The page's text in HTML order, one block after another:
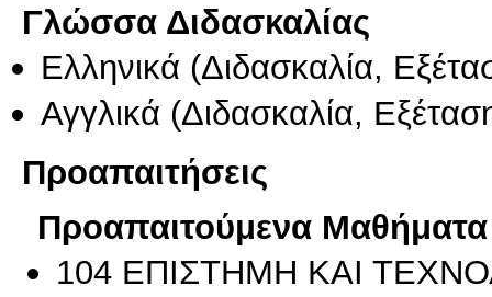
Γλώσσα Διδασκαλίας
Ελληνικά (Διδασκαλία,
Αγγλικά (Διδασκαλία,
Προαπαιτήσεις
Προαπαιτούμενα Μαθήματα
104 ΕΠΙΣΤΗΜΗ ΚΑΙ